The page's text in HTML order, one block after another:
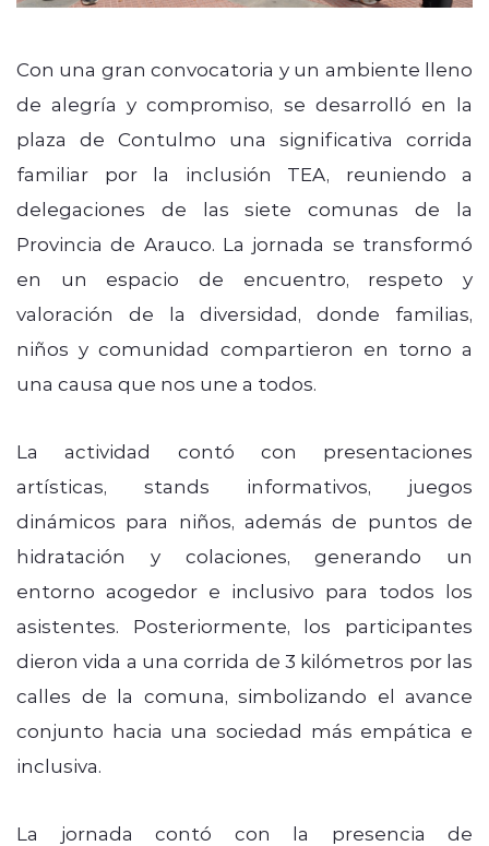
Con una gran convocatoria y un ambiente lleno
de alegría y compromiso, se desarrolló en la
plaza de Contulmo una significativa corrida
familiar por la inclusión TEA, reuniendo a
delegaciones de las siete comunas de la
Provincia de Arauco. La jornada se transformó
en un espacio de encuentro, respeto y
valoración de la diversidad, donde familias,
niños y comunidad compartieron en torno a
una causa que nos une a todos.
La actividad contó con presentaciones
artísticas, stands informativos, juegos
dinámicos para niños, además de puntos de
hidratación y colaciones, generando un
entorno acogedor e inclusivo para todos los
asistentes. Posteriormente, los participantes
dieron vida a una corrida de 3 kilómetros por las
calles de la comuna, simbolizando el avance
conjunto hacia una sociedad más empática e
inclusiva.
La jornada contó con la presencia de